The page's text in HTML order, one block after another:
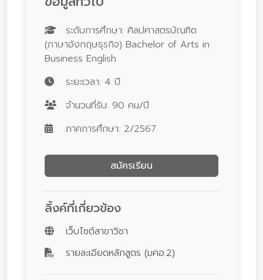
ระดับการศึกษา: ศิลปศาสตรบัณฑิต
(ภาษาอังกฤษธุรกิจ) Bachelor of Arts in
Business English
ระยะเวลา: 4 ปี
จำนวนที่รับ: 90 คน/ปี
ภาคการศึกษา: 2/2567
สมัครเรียน
ลิ้งค์ที่เกี่ยวข้อง
เว็บไซต์สาขาวิชา
รายละเอียดหลักสูตร (มคอ.2)